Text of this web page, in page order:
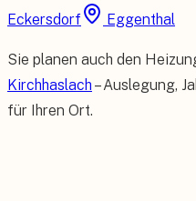
Eckersdorf
Eggenthal
Sie planen auch den
Kirchhaslach – Auslegung,
für Ihren Ort.